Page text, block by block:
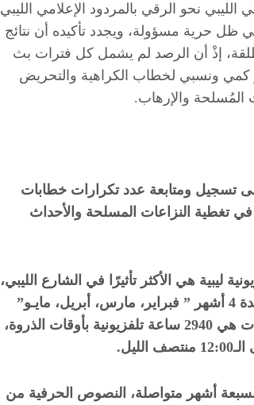
نحو الرقي بالمردود الإعلامي الليبي
ظل حرية مسؤولة، ويجدد تأكيده أن نتائج
إذْ أن الرصد لم يشمل كل فترات بث
كمي ونسبي لخطاب الكراهية والتحريض
المُسلحة والإرهاب.
تسجيل ومتابعة عدد تكرارات خطابات
في تغطية النزاعات المسلحة والأحداث
12 قناة تلفزيونية ليبية هي الأكثر تأثيرًا في الشارع الليبي،
لمدة أسبوع كامل من كل شهر لمدة 4 أشهر ” فبراير، مارس، أبريل، مايـو”
وكانت حصيلة الساعات التي رُصدت هي 2940 ساعة تلفزيونية بأوقات الذروة،
أشهر متواصلة، النصوص الحرفية من